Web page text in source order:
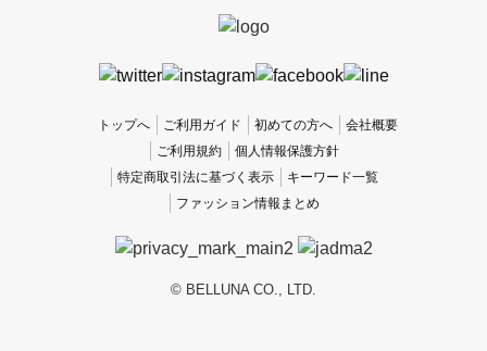
トップへ ご利用ガイド 初めての方へ
会社概要
ご利用規約
個人情報保護方針
特定商取引法に基づく表示
キーワード一覧
ファッション情報まとめ
© BELLUNA CO., LTD.